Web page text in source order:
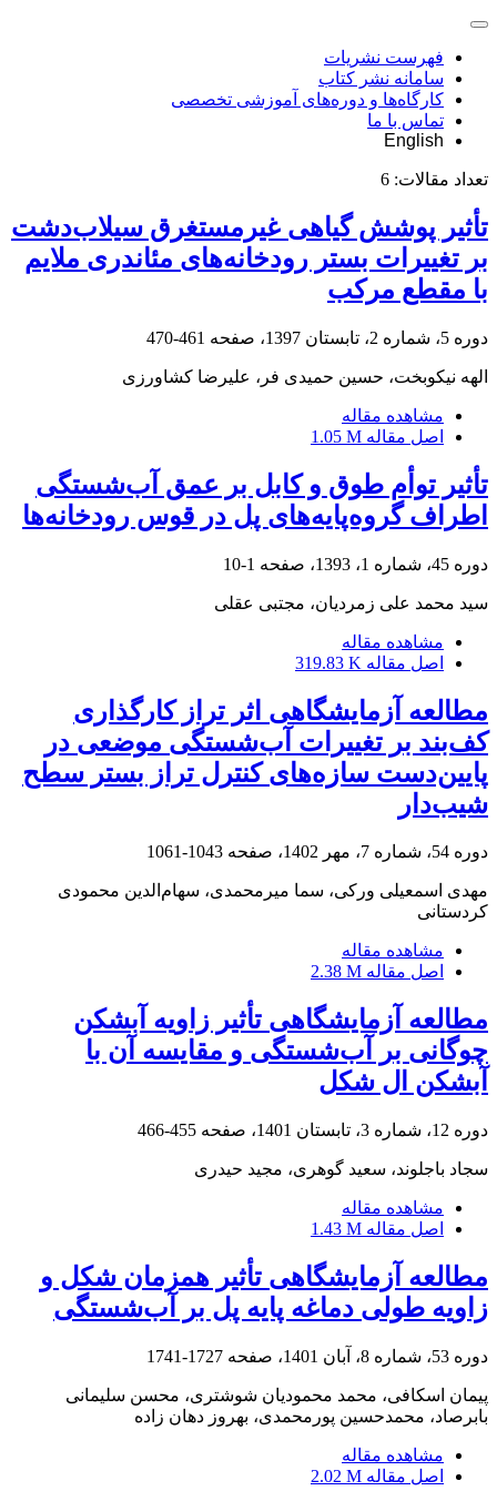
فهرست نشریات
سامانه نشر کتاب
کارگاه‌ها و دوره‌های آموزشی تخصصی
تماس با ما
English
تعداد مقالات: 6
تأثیر پوشش گیاهی غیرمستغرق سیلاب‌دشت
بر تغییرات بستر رودخانه‌های مئاندری ملایم
با مقطع مرکب
دوره 5، شماره 2، تابستان 1397، صفحه 461-470
الهه نیکوبخت، حسین حمیدی فر، علیرضا کشاورزی
مشاهده مقاله
اصل مقاله 1.05 M
تأثیر توأم طوق و کابل بر عمق آب‌شستگی
اطراف گروه‌پایه‌های پل در قوس رودخانه‌ها
دوره 45، شماره 1، 1393، صفحه 1-10
سید محمد علی زمردیان، مجتبی عقلی
مشاهده مقاله
اصل مقاله 319.83 K
مطالعه آزمایشگاهی اثر تراز کارگذاری
کف‌بند بر تغییرات آب‌شستگی موضعی در
پایین‌دست سازه‌های کنترل تراز بستر سطح
شیب‌دار
دوره 54، شماره 7، مهر 1402، صفحه 1043-1061
مهدی اسمعیلی ورکی، سما میرمحمدی، سهام‌الدین محمودی
کردستانی
مشاهده مقاله
اصل مقاله 2.38 M
مطالعه آزمایشگاهی تأثیر زاویه آبشکن
چوگانی بر آب‌شستگی و مقایسه آن با
آبشکن ال شکل
دوره 12، شماره 3، تابستان 1401، صفحه 455-466
سجاد باجلوند، سعید گوهری، مجید حیدری
مشاهده مقاله
اصل مقاله 1.43 M
مطالعه آزمایشگاهی تأثیر همزمان شکل و
زاویه طولی دماغه پایه‌ پل بر آب‌شستگی
دوره 53، شماره 8، آبان 1401، صفحه 1727-1741
پیمان اسکافی، محمد محمودیان شوشتری، محسن سلیمانی
بابرصاد، محمدحسین پورمحمدی، بهروز دهان زاده
مشاهده مقاله
اصل مقاله 2.02 M